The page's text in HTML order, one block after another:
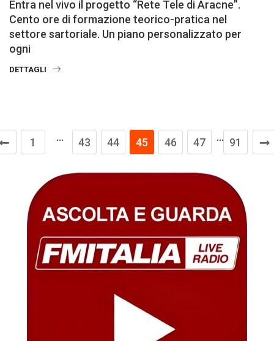
Entra nel vivo il progetto “Rete Tele di Aracne”.
Cento ore di formazione teorico-pratica nel
settore sartoriale. Un piano personalizzato per
ogni
DETTAGLI
1 … 43 44 45 46 47 … 91